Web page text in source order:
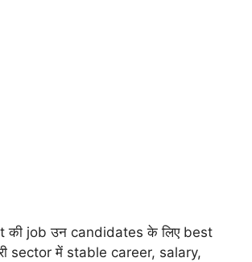
की job उन candidates के लिए best
sector में stable career, salary,